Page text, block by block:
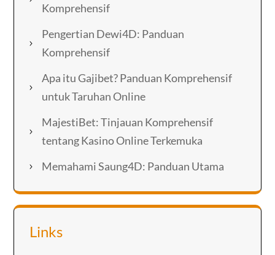
Komprehensif
Pengertian Dewi4D: Panduan
Komprehensif
Apa itu Gajibet? Panduan Komprehensif
untuk Taruhan Online
MajestiBet: Tinjauan Komprehensif
tentang Kasino Online Terkemuka
Memahami Saung4D: Panduan Utama
Links